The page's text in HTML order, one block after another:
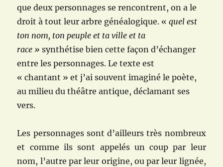
que deux personnages se rencontrent, on a le
droit à tout leur arbre généalogique. «quel est
ton nom, ton peuple et ta ville et ta
race »synthétise bien cette façon d’échanger
entre les personnages. Le texte est
« chantant » et j’ai souvent imaginé le poète,
au milieu du théâtre antique, déclamant ses
vers.
Les personnages sont d’ailleurs très nombreux
et comme ils sont appelés un coup par leur
nom, l’autre par leur origine, ou par leur lignée,